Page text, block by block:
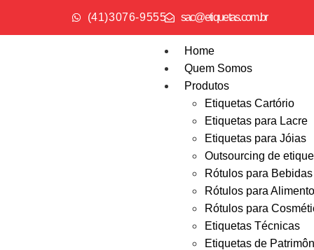
( 4 1 ) 3 0 7 6 - 9 5 5 5 sac@etiquetas.com.br
Home
Quem Somos
Produtos
Etiquetas Cartório
Etiquetas para Lacre
Etiquetas para Jóias
Outsourcing de
Rótulos para Bebidas
Rótulos para
Rótulos para
Etiquetas Técnicas
Etiquetas de